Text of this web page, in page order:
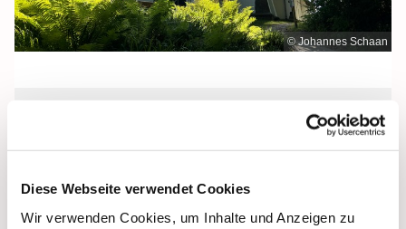
Diese Webseite verwendet Cookies
Wir verwenden Cookies, um Inhalte und Anzeigen zu
© Johannes Schaan
Sonntag, 13. September 2026, 12:00
Maria Meeresstern, Sellin, Hochufer /